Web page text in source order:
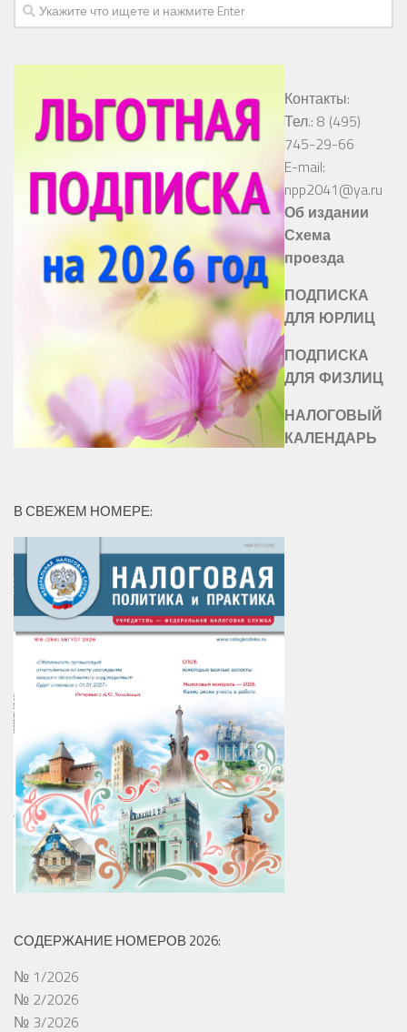
Контакты:
Тел.: 8 (495)
745-29-66
E-mail:
npp2041@ya.ru
Об издании
Схема
проезда
ПОДПИСКА
ДЛЯ ЮРЛИЦ
ПОДПИСКА
ДЛЯ ФИЗЛИЦ
НАЛОГОВЫЙ
КАЛЕНДАРЬ
В СВЕЖЕМ НОМЕРЕ:
СОДЕРЖАНИЕ НОМЕРОВ 2026:
№ 1/2026
№ 2/2026
№ 3/2026